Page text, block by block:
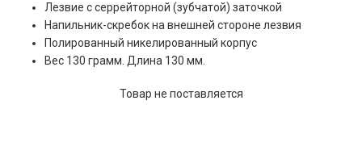
Лезвие с серрейторной (зубчатой) заточкой
Напильник-скребок на внешней стороне лезвия
Полированный никелированный корпус
Вес 130 грамм. Длина 130 мм.
Товар не поставляется